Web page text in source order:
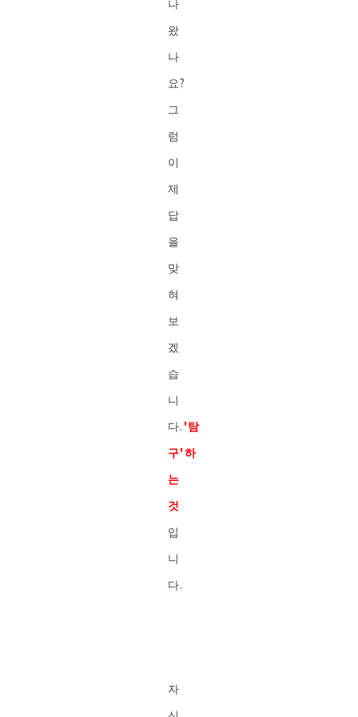
나
왔
나
요?
그
럼
이
제
답
을
맞
혀
보
겠
습
니
다. '탐
구'하
는
것
입
니
다.
자